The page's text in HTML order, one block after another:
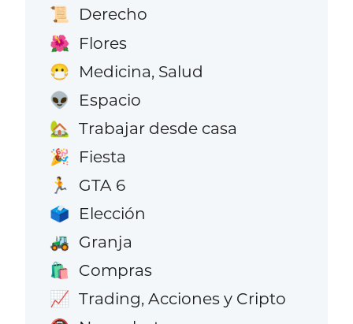
📜 Derecho
🌺 Flores
😷 Medicina, Salud
👽 Espacio
🏡 Trabajar desde casa
🎉 Fiesta
🏃 GTA 6
🗳️ Elección
🚜 Granja
🛍️ Compras
📈 Trading, Acciones y Cripto